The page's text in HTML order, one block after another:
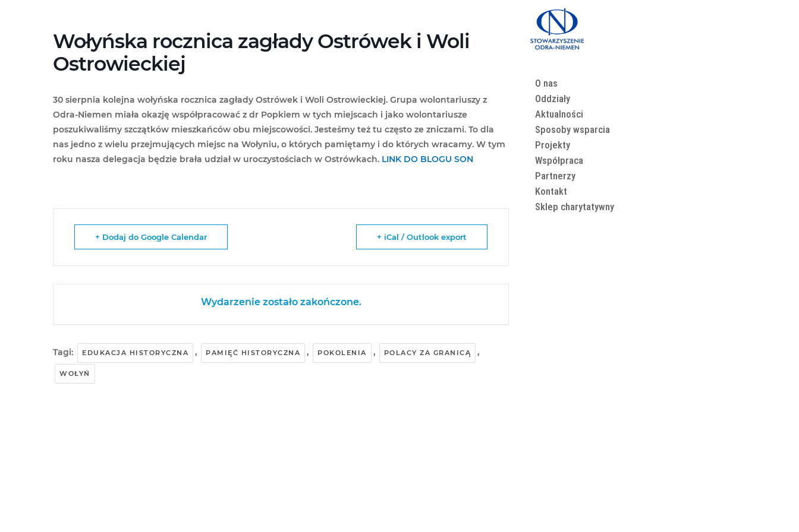
Wołyńska rocznica zagłady Ostrówek i Woli
Ostrowieckiej
30 sierpnia kolejna wołyńska rocznica zagłady Ostrówek i Woli Ostrowieckiej. Grupa wolontariuszy z
Odra-Niemen miała okazję współpracować z dr Popkiem w tych miejscach i jako wolontariusze
poszukiwaliśmy szczątków mieszkańców obu miejscowości. Jesteśmy też tu często ze zniczami. To dla
nas jedno z wielu przejmujących miejsc na Wołyniu, o których pamiętamy i do których wracamy. W tym
roku nasza delegacja będzie brała udział w uroczystościach w Ostrówkach. LINK DO BLOGU SON
+ Dodaj do Google Calendar + iCal / Outlook export
Wydarzenie zostało zakończone.
Tagi: EDUKACJA HISTORYCZNA , PAMIĘĆ HISTORYCZNA , POKOLENIA , POLACY ZA GRANICĄ ,
WOŁYŃ
O nas
Oddziały
Aktualności
Sposoby wsparcia
Projekty
Współpraca
Partnerzy
Kontakt
Sklep charytatywny